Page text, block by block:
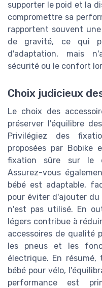
supporter le poid et la
compromettre sa
rapportent souvent
de gravité, ce qui
d'adaptation, mais
sécurité ou le confort
Choix judicieux
Le choix des
préserver l'équilibre
Privilégiez des
proposées par Bobike
fixation sûre sur le
Assurez-vous
bébé est adaptable,
pour éviter d'ajouter du
n'est pas utilisé. En
légers contribue à
accessoires de qualité
les pneus et les
électrique. En
bébé pour vélo,
performance est